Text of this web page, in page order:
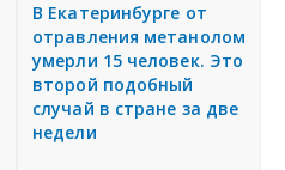
В Екатеринбурге от
отравления метанолом
умерли 15 человек. Это
второй подобный
случай в стране за две
недели